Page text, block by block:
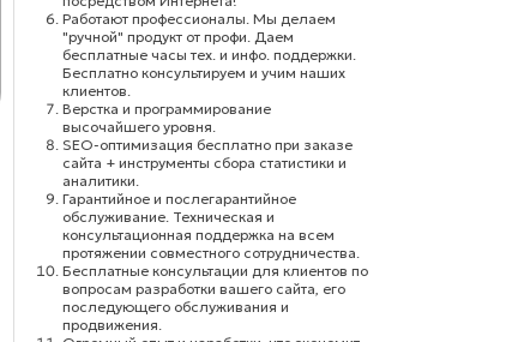
от 10000 рублей в месяц
Подробнее...
Работают профессионалы. Мы делаем
"ручной" продукт от профи. Даем
бесплатные часы тех. и инфо. поддержки.
Бесплатно консультируем и учим наших
клиентов.
Верстка и программирование
высочайшего уровня.
SEO-оптимизация бесплатно при заказе
сайта + инструменты сбора статистики и
аналитики.
Гарантийное и послегарантийное
обслуживание. Техническая и
консультационная поддержка на всем
протяжении совместного сотрудничества.
Бесплатные консультации для клиентов по
вопросам разработки вашего сайта, его
последующего обслуживания и
продвижения.